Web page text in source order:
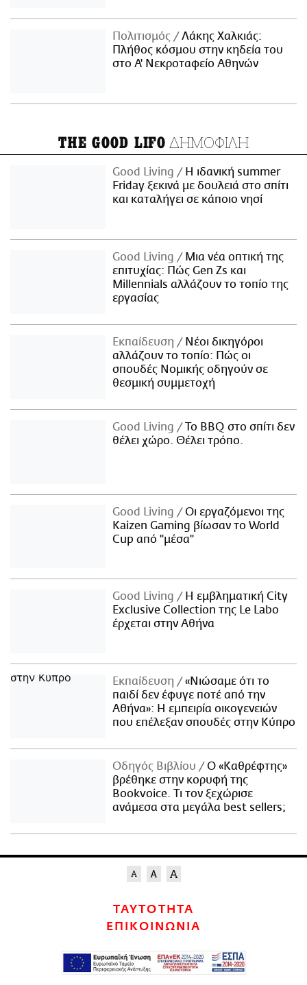
Πολιτισμός
Λάκης Χαλκιάς:
Πλήθος κόσμου στην κηδεία του
στο Α' Νεκροταφείο Αθηνών
THE GOOD LIFO ΔΗΜΟΦΙΛΗ
Good Living
Η ιδανική summer
Friday ξεκινά με δουλειά στο σπίτι
και καταλήγει σε κάποιο νησί
Good Living
Μια νέα οπτική της
επιτυχίας: Πώς Gen Zs και
Millennials αλλάζουν το τοπίο της
εργασίας
Εκπαίδευση
Νέοι δικηγόροι
αλλάζουν το τοπίο: Πώς οι
σπουδές Νομικής οδηγούν σε
θεσμική συμμετοχή
Good Living
Το BBQ στο σπίτι δεν
θέλει χώρο. Θέλει τρόπο.
Good Living
Οι εργαζόμενοι της
Kaizen Gaming βίωσαν το World
Cup από "μέσα"
Good Living
Η εμβληματική City
Exclusive Collection της Le Labo
έρχεται στην Αθήνα
Εκπαίδευση
«Νιώσαμε ότι το
παιδί δεν έφυγε ποτέ από την
Αθήνα»: Η εμπειρία οικογενειών
που επέλεξαν σπουδές στην Κύπρο
Οδηγός Βιβλίου
Ο «Καθρέφτης»
βρέθηκε στην κορυφή της
Bookvoice. Τι τον ξεχώρισε
ανάμεσα στα μεγάλα best sellers;
ΤΑΥΤΟΤΗΤΑ
ΕΠΙΚΟΙΝΩΝΙΑ